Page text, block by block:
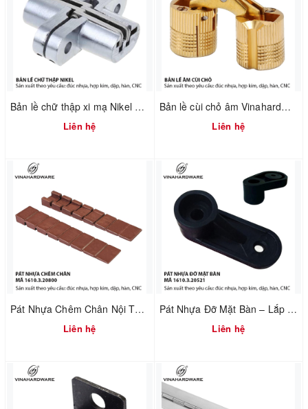
Bản lề chữ thập xi mạ Nikel Vinahardware 1260.4.11029
Liên hệ
Bản lề cùi chỏ âm Vinahardware 1260.2.10897
Liên hệ
Pát Nhựa Chêm Chân Nội Thất – Xử Lý Nền Không Phẳng | Mã 1610.3.20800
Liên hệ
Pát Nhựa Đỡ Mặt Bàn – Lắp Ráp Nhanh & Chuẩn Khoảng Hở | Mã 1610.3.20521
Liên hệ